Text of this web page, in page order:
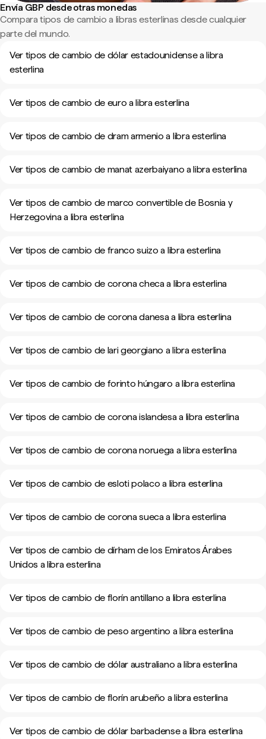
Envía GBP desde otras monedas
Compara tipos de cambio a libras esterlinas desde cualquier
parte del mundo.
Ver tipos de cambio de dólar estadounidense a libra
esterlina
Ver tipos de cambio de euro a libra esterlina
Ver tipos de cambio de dram armenio a libra esterlina
Ver tipos de cambio de manat azerbaiyano a libra esterlina
Ver tipos de cambio de marco convertible de Bosnia y
Herzegovina a libra esterlina
Ver tipos de cambio de franco suizo a libra esterlina
Ver tipos de cambio de corona checa a libra esterlina
Ver tipos de cambio de corona danesa a libra esterlina
Ver tipos de cambio de lari georgiano a libra esterlina
Ver tipos de cambio de forinto húngaro a libra esterlina
Ver tipos de cambio de corona islandesa a libra esterlina
Ver tipos de cambio de corona noruega a libra esterlina
Ver tipos de cambio de esloti polaco a libra esterlina
Ver tipos de cambio de corona sueca a libra esterlina
Ver tipos de cambio de dírham de los Emiratos Árabes
Unidos a libra esterlina
Ver tipos de cambio de florín antillano a libra esterlina
Ver tipos de cambio de peso argentino a libra esterlina
Ver tipos de cambio de dólar australiano a libra esterlina
Ver tipos de cambio de florín arubeño a libra esterlina
Ver tipos de cambio de dólar barbadense a libra esterlina